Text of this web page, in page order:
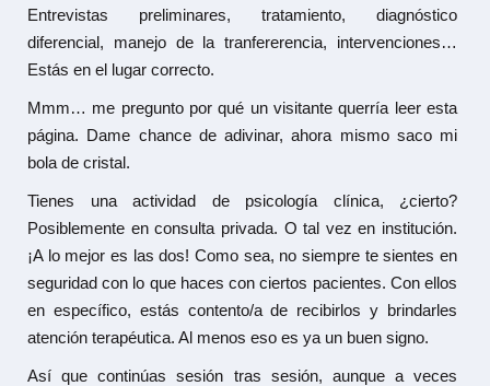
Entrevistas preliminares, tratamiento, diagnóstico
diferencial, manejo de la tranfererencia, intervenciones…
Estás en el lugar correcto.
Mmm… me pregunto por qué un visitante querría leer esta
página. Dame chance de adivinar, ahora mismo saco mi
bola de cristal.
Tienes una actividad de psicología clínica, ¿cierto?
Posiblemente en consulta privada. O tal vez en institución.
¡A lo mejor es las dos! Como sea, no siempre te sientes en
seguridad con lo que haces con ciertos pacientes. Con ellos
en específico, estás contento/a de recibirlos y brindarles
atención terapéutica. Al menos eso es ya un buen signo.
Así que continúas sesión tras sesión, aunque a veces